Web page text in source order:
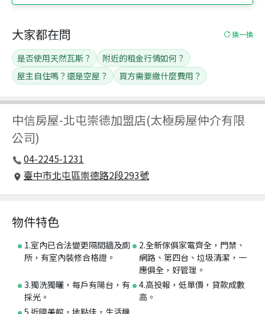
中信房屋-北屯崇德加盟店(太極房屋仲介有限
公司)
04-2245-1231
臺中市北屯區崇德路2段293號
大家都在問 換一換
是否使用天然瓦斯？
附近的租金行情如何？
屋主自住嗎？還是空屋？
買方需要繳什麼費用？
物件特色
1.室內已合法變更隔間牆及廁
所，有室內裝修合格證。
2.全新傢俱家電齊全，門禁、
網路、第四台、垃圾清潔，一
應俱全，好管理。
3.獨洗獨曬，每戶有陽台，有
採光。
4.高投報，低單價，貸款成數
高。
5.近國美館，地點佳，生活機